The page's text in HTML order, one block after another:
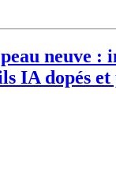
neuve :
IA dopés